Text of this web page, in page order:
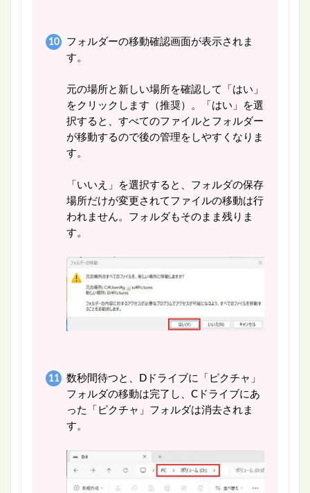
フォルダーの移動確認画面が表示されま
す。
元の場所と新しい場所を確認して「はい」
をクリックします（推奨）。「はい」を選
択すると、すべてのファイルとフォルダー
が移動するので後の管理をしやすくなりま
す。
「いいえ」を選択すると、フォルダの保存
場所だけが変更されてファイルの移動は行
われません。フォルダもそのまま残りま
す。
数秒間待つと、Dドライブに「ピクチャ」
フォルダの移動は完了し、Cドライブにあ
った「ピクチャ」フォルダは消去されま
す。